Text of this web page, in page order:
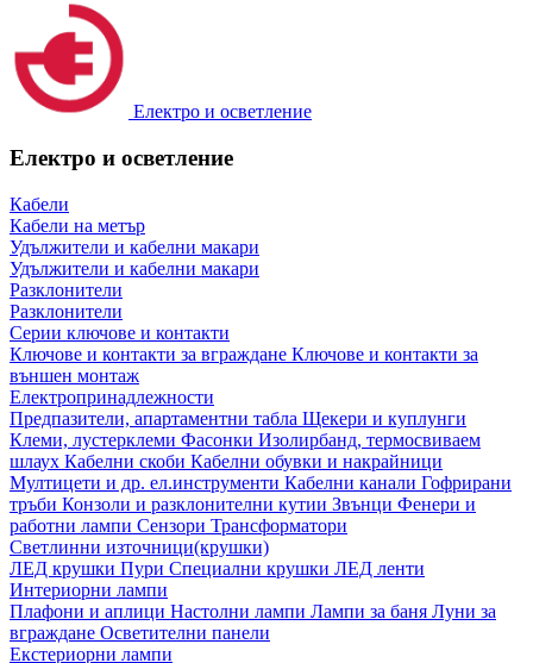
Електро и осветление
Електро и осветление
Кабели
Кабели на метър
Удължители и кабелни макари
Удължители и кабелни макари
Разклонители
Разклонители
Серии ключове и контакти
Ключове и контакти за вграждане Ключове и контакти за
външен монтаж
Електропринадлежности
Предпазители, апартаментни табла Щекери и куплунги
Клеми, лустерклеми Фасонки Изолирбанд, термосвиваем
шлаух Кабелни скоби Кабелни обувки и накрайници
Мултицети и др. ел.инструменти Кабелни канали Гофрирани
тръби Конзоли и разклонителни кутии Звънци Фенери и
работни лампи Сензори Трансформатори
Светлинни източници(крушки)
ЛЕД крушки Пури Специални крушки ЛЕД ленти
Интериорни лампи
Плафони и аплици Настолни лампи Лампи за баня Луни за
вграждане Осветителни панели
Екстериорни лампи